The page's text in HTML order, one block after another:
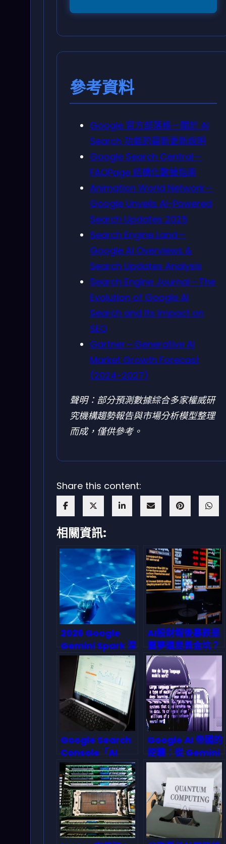
參考資料
Google 官方部落格－關於 AI
Search 功能的最新更新說明
Google Search Central－
FAQPage 結構化數據指南
Animation World Network－
Google Unveils AI-Powered
Search Updates 2025
Search Engine Land－
Google AI Overviews &
Search Updates Analysis
Search Engine Journal－The
Evolution of Google AI
Search and Its Impact on
SEO
Gartner－Generative AI
Market Growth Forecast
(2024-2027)
聲明：部分預測數據綜合多家權威研
究機構趨勢報告與市場分析模型整理
而成，僅供參考。
Share this content:
相關資訊:
2026 Google
Gemini Spark 深
度解析：全時段 AI
代理如何重塑企業
自動化與開發者生
態？
AI股財報後暴跌是
噩夢還是黃金坑？
2026深度拆解逢
低布局的底層邏輯
Google Search
Console「AI
Contribution」
試點：用新分類把
AI 內容的 SEO 成
效算清楚（2026
版實戰指南）
Google AI 帝國的
逆襲：從 Gemini
到 TPU‑v5，
2026 年它為何能
贏下這場 AI 競
賽？